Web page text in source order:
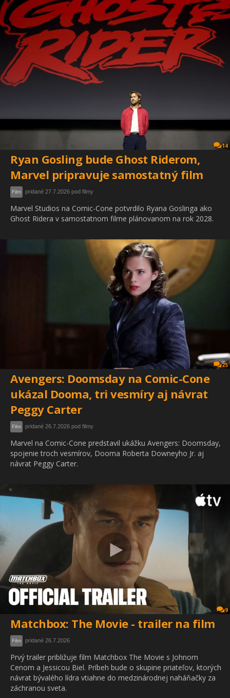
14
Ryan Gosling bude Ghost Riderom,
Marvel pripravuje samostatný film
Film pridané 27.7.2026 pod filmy
Marvel Studios na Comic-Cone potvrdilo Ryana Goslinga ako
Ghost Ridera v samostatnom filme plánovanom na rok 2028.
25
Avengers: Doomsday na Comic-Cone
ukázal Dooma, tri vesmíry aj návrat
Peggy Carter
Film pridané 26.7.2026 pod filmy
Marvel na Comic-Cone predstavil ukážku Avengers: Doomsday,
spojenie troch vesmírov, Dooma Roberta Downeyho Jr. aj
návrat Peggy Carter.
9
Matchbox: The Movie - trailer na film
Film pridané 26.7.2026
Prvý trailer približuje film Matchbox The Movie s Johnom
Cenom a Jessicou Biel. Príbeh bude o skupine priateľov, ktorých
návrat bývalého lídra vtiahne do medzinárodnej naháňačky za
záchranou sveta.